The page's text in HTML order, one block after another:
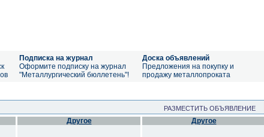
Подписка на журнал
Оформите подписку на журнал
"Металлургический бюллетень"!
Доска объявлений
Предложения на покупку и
продажу металлопроката
РАЗМЕСТИТЬ ОБЪЯВЛЕНИЕ
Другое Другое